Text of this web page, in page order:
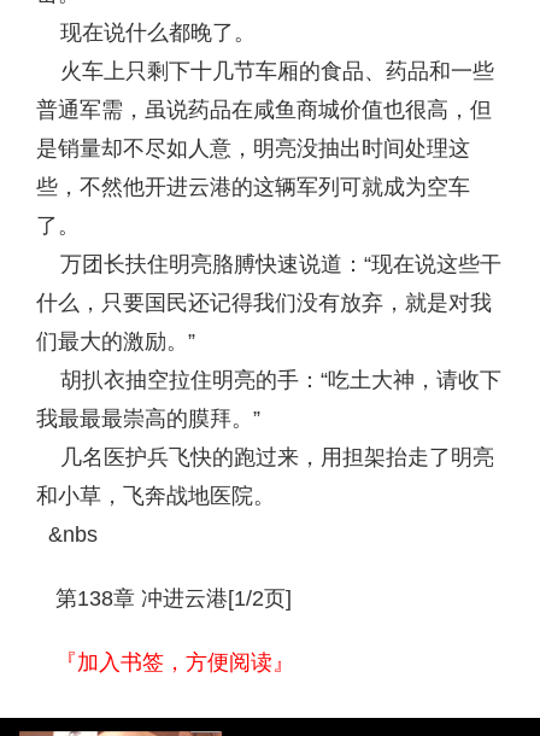
现在说什么都晚了。
火车上只剩下十几节车厢的食品、药品和一些
普通军需，虽说药品在咸鱼商城价值也很高，但
是销量却不尽如人意，明亮没抽出时间处理这
些，不然他开进云港的这辆军列可就成为空车
了。
万团长扶住明亮胳膊快速说道：“现在说这些干
什么，只要国民还记得我们没有放弃，就是对我
们最大的激励。”
胡扒衣抽空拉住明亮的手：“吃土大神，请收下
我最最最崇高的膜拜。”
几名医护兵飞快的跑过来，用担架抬走了明亮
和小草，飞奔战地医院。
&nbs
第138章 冲进云港[1/2页]
『加入书签，方便阅读』